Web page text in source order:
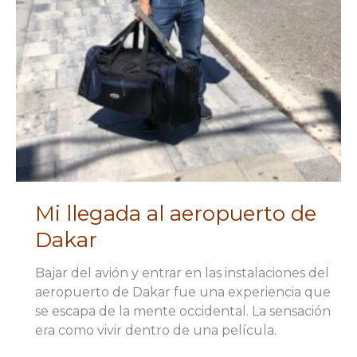
Mi llegada al aeropuerto de
Dakar
Bajar del avión y entrar en las instalaciones del
aeropuerto de Dakar fue una experiencia que
se escapa de la mente occidental. La sensación
era como vivir dentro de una película.